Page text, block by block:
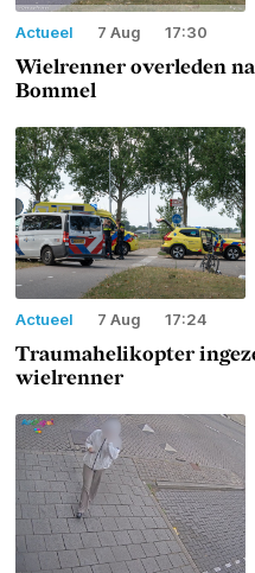
Actueel 7 Aug 17:30
Wielrenner overleden
Bommel
Actueel 7 Aug 17:24
Traumahelikopter
wielrenner